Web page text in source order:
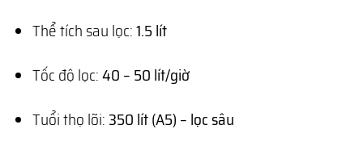
Thể tích sau lọc:1.5 lít
Tốc độ lọc:40 – 50 lít/giờ
Tuổi thọ lõi:350 lít (A5) – lọc sâu